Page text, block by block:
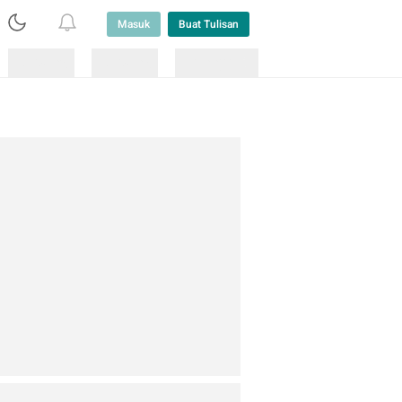
Masuk Buat Tulisan